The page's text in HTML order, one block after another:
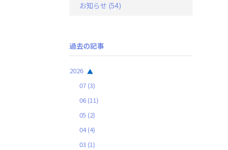
お知らせ (54)
過去の記事
2026
07 (3)
06 (11)
05 (2)
04(4)
03 (1)